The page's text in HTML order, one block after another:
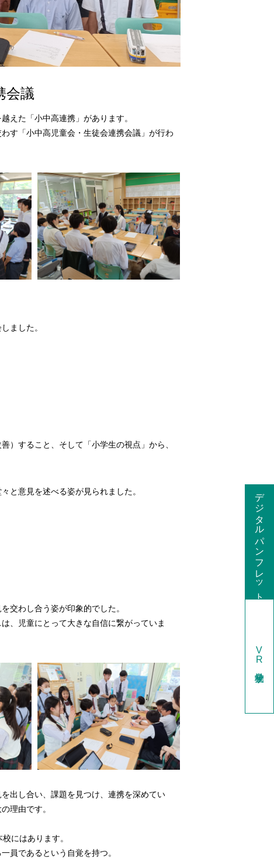
デジタルパンフレット
V
R
会議
えた「小中高連携」があります。
す「小中高児童会・生徒会連携会議」が行わ
ました。
）すること、そして「小学生の視点」から、
と意見を述べる姿が見られました。
交わし合う姿が印象的でした。
、児童にとって大きな自信に繋がっていま
出し合い、課題を見つけ、連携を深めてい
理由です。
にはあります。
員であるという自覚を持つ。